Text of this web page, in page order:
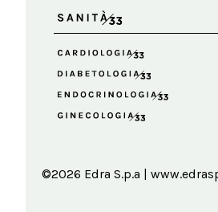
©2026 Edra S.p.a |